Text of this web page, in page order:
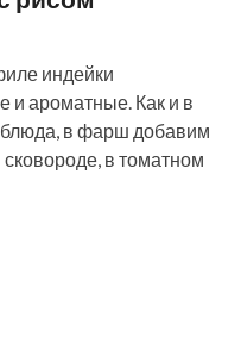
индейки
и ароматные. Как и в
блюда, в фарш добавим
в томатном